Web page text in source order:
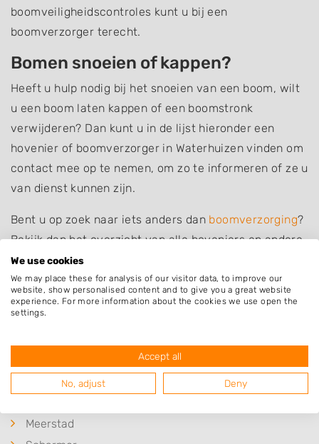
boomveiligheidscontroles kunt u bij een
boomverzorger terecht.
Bomen snoeien of kappen?
Heeft u hulp nodig bij het snoeien van een boom, wilt
u een boom laten kappen of een boomstronk
verwijderen? Dan kunt u in de lijst hieronder een
hovenier of boomverzorger in Waterhuizen vinden om
contact mee op te nemen, om zo te informeren of ze u
van dienst kunnen zijn.
Bent u op zoek naar iets anders dan boomverzorging?
Bekijk dan het overzicht van alle hoveniers en andere
bedrijven inWaterhuizen
Meerstad
We use cookies
We may place these for analysis of our visitor data, to improve our
website, show personalised content and to give you a great website
experience. For more information about the cookies we use open the
settings.
Accept all
No, adjust Deny